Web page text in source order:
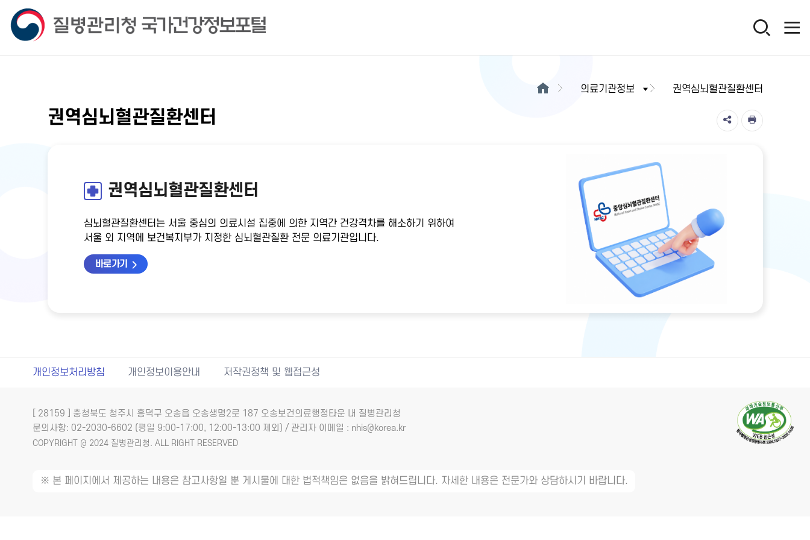
의료기관정보 권역심뇌혈관질환센터
권역심뇌혈관질환센터
권역심뇌혈관질환센터
심뇌혈관질환센터는 서울 중심의 의료시설 집중에 의한 지역간 건강격차를 해소하기 위하여
서울 외 지역에 보건복지부가 지정한 심뇌혈관질환 전문 의료기관입니다.
바로가기
개인정보처리방침 개인정보이용안내 저작권정책 및 웹접근성
[ 28159 ] 충청북도 청주시 흥덕구 오송읍 오송생명2로 187 오송보건의료행정타운 내 질병관리청
문의사항: 02-2030-6602 (평일 9:00-17:00, 12:00-13:00 제외) / 관리자 이메일 : nhis@korea.kr
COPYRIGHT @ 2024 질병관리청. ALL RIGHT RESERVED
※ 본 페이지에서 제공하는 내용은 참고사항일 뿐 게시물에 대한 법적책임은 없음을 밝혀드립니다. 자세한 내용은 전문가와 상담하시기 바랍니다.